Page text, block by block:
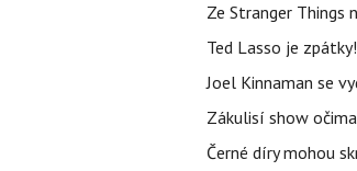
Ze Stranger Things
Ted Lasso je
Joel Kinnaman se
Zákulisí show
Černé díry mohou